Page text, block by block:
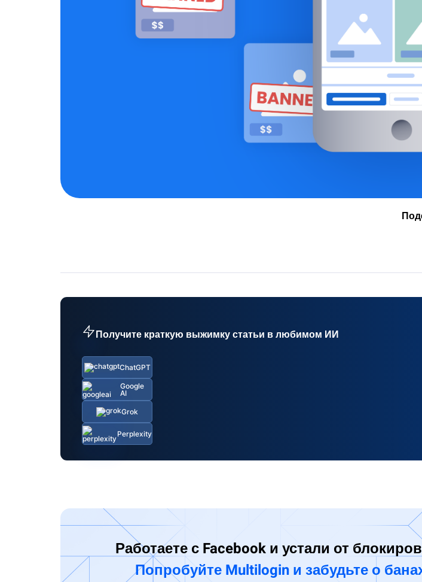
Получите краткую выжимку статьи в любимом ИИ
ChatGPT
Google
AI
Grok
Perplexity
Работаете с Facebook и устали от
Попробуйте Multilogin и забудьте о